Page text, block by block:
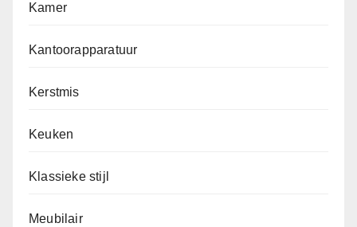
Kamer
Kantoorapparatuur
Kerstmis
Keuken
Klassieke stijl
Meubilair